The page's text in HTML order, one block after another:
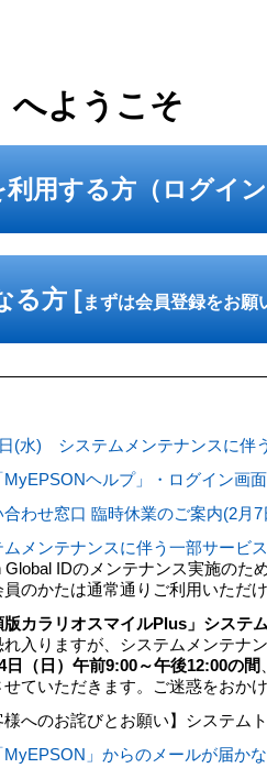
へようこそ
利用する方（ログイ
る方 [まずは会員登録をお願
(水) システムメンテナンスに伴
MyEPSONヘルプ」・ログイン画
合わせ窓口 臨時休業のご案内(2月
ムメンテナンスに伴う一部サービ
Global IDのメンテナンス実施のた
員のかたは通常通りご利用いただ
版カラリオスマイルPlus」システ
れ入りますが、システムメンテナ
日（日）午前9:00～午後12:00の間
せていただきます。ご迷惑をおか
様へのお詫びとお願い】システ
MyEPSON」からのメールが届か